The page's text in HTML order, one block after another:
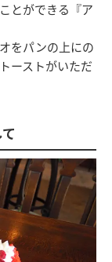
とができる『ア
をパンの上にの
ーストがいただ